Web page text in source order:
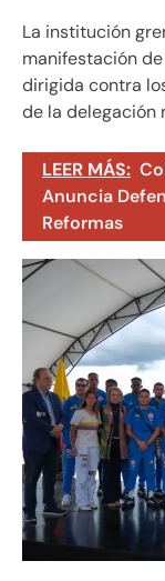
La institución
manifestación
dirigida contra
de la delegación
LEER MÁS:
Anuncia
Reformas